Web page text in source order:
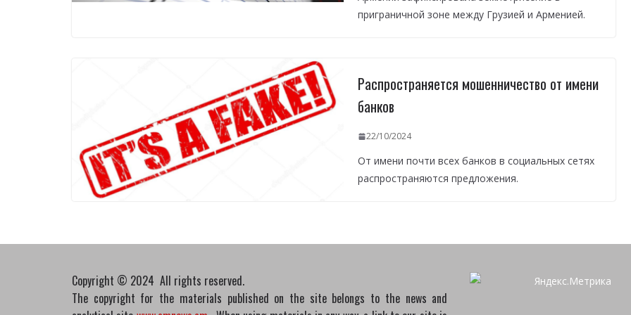
приграничной зоне между Грузией и Арменией.
Распространяется мошенничество от имени
банков
22/10/2024
От имени почти всех банков в социальных сетях
распространяются предложения.
Copyright © 2024 All rights reserved.
The copyright for the materials published on the site belongs to the news and